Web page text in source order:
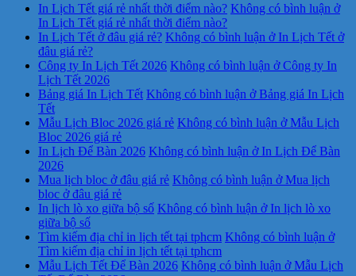
In Lịch Tết giá rẻ nhất thời điểm nào? Không có bình luận ở
In Lịch Tết giá rẻ nhất thời điểm nào?
In Lịch Tết ở đâu giá rẻ? Không có bình luận ở In Lịch Tết ở
đâu giá rẻ?
Công ty In Lịch Tết 2026 Không có bình luận ở Công ty In
Lịch Tết 2026
Bảng giá In Lịch Tết Không có bình luận ở Bảng giá In Lịch
Tết
Mẫu Lịch Bloc 2026 giá rẻ Không có bình luận ở Mẫu Lịch
Bloc 2026 giá rẻ
In Lịch Để Bàn 2026 Không có bình luận ở In Lịch Để Bàn
2026
Mua lịch bloc ở đâu giá rẻ Không có bình luận ở Mua lịch
bloc ở đâu giá rẻ
In lịch lò xo giữa bộ số Không có bình luận ở In lịch lò xo
giữa bộ số
Tìm kiếm địa chỉ in lịch tết tại tphcm Không có bình luận ở
Tìm kiếm địa chỉ in lịch tết tại tphcm
Mẫu Lịch Tết Để Bàn 2026 Không có bình luận ở Mẫu Lịch